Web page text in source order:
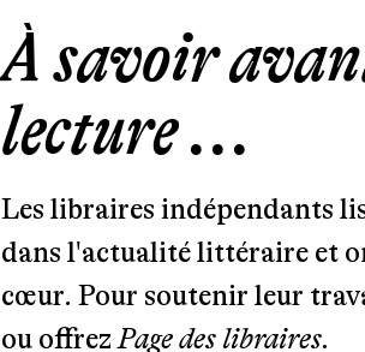
À savoir
lecture ...
Les libraires indépendants
dans l'actualité littéraire et
cœur. Pour soutenir leur
ou offrezPage des libraires.